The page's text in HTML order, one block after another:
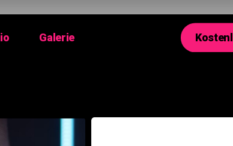
Galerie Kosten